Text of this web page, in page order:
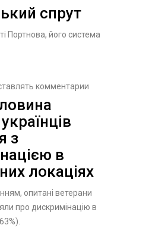
спрут
Портнова, його система
комментарии
з
в
локаціях
опитані ветерани
про дискримінацію в